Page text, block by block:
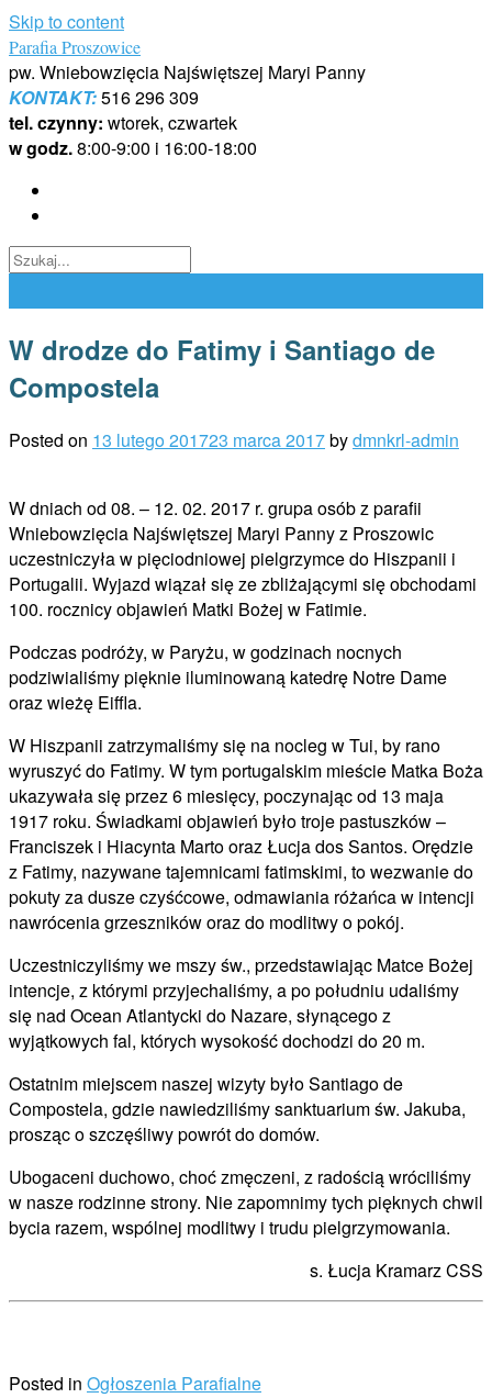
Skip to content
Parafia Proszowice
pw. Wniebowzięcia Najświętszej Maryi Panny
KONTAKT:516 296 309
tel. czynny: wtorek, czwartek
w godz.8:00-9:00 i 16:00-18:00
W drodze do Fatimy i Santiago de
Compostela
Posted on 13 lutego 201723 marca 2017bydmnkrl-admin
W dniach od 08. – 12. 02. 2017 r. grupa osób z parafii
Wniebowzięcia Najświętszej Maryi Panny z Proszowic
uczestniczyła w pięciodniowej pielgrzymce do Hiszpanii i
Portugalii. Wyjazd wiązał się ze zbliżającymi się obchodami
100. rocznicy objawień Matki Bożej w Fatimie.
Podczas podróży, w Paryżu, w godzinach nocnych
podziwialiśmy pięknie iluminowaną katedrę Notre Dame
oraz wieżę Eiffla.
W Hiszpanii zatrzymaliśmy się na nocleg w Tui, by rano
wyruszyć do Fatimy. W tym portugalskim mieście Matka Boża
ukazywała się przez 6 miesięcy, poczynając od 13 maja
1917 roku. Świadkami objawień było troje pastuszków –
Franciszek i Hiacynta Marto oraz Łucja dos Santos. Orędzie
z Fatimy, nazywane tajemnicami fatimskimi, to wezwanie do
pokuty za dusze czyśćcowe, odmawiania różańca w intencji
nawrócenia grzeszników oraz do modlitwy o pokój.
Uczestniczyliśmy we mszy św., przedstawiając Matce Bożej
intencje, z którymi przyjechaliśmy, a po południu udaliśmy
się nad Ocean Atlantycki do Nazare, słynącego z
wyjątkowych fal, których wysokość dochodzi do 20 m.
Ostatnim miejscem naszej wizyty było Santiago de
Compostela, gdzie nawiedziliśmy sanktuarium św. Jakuba,
prosząc o szczęśliwy powrót do domów.
Ubogaceni duchowo, choć zmęczeni, z radością wróciliśmy
w nasze rodzinne strony. Nie zapomnimy tych pięknych chwil
bycia razem, wspólnej modlitwy i trudu pielgrzymowania.
s. Łucja Kramarz CSS
Posted in Ogłoszenia Parafialne